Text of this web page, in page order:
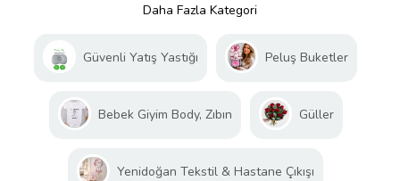
Daha Fazla Kategori
Güvenli Yatış Yastığı Peluş Buketler
Bebek Giyim Body, Zıbın Güller
Yenidoğan Tekstil & Hastane Çıkışı